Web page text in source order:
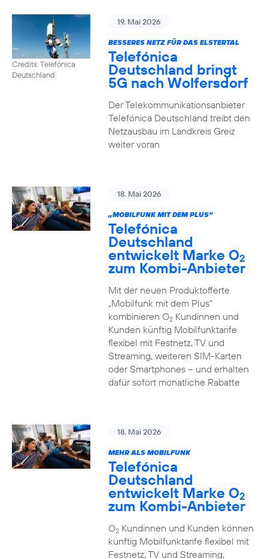
Credits: Telefónica
Deutschland
19. Mai 2026
BESSERES NETZ FÜR DAS ELSTERTAL
Telefónica
Deutschland bringt
5G nach Wolfersdorf
Der Telekommunikationsanbieter
Telefónica Deutschland treibt den
Netzausbau im Landkreis Greiz
weiter voran
18. Mai 2026
„MOBILFUNK MIT DEM PLUS”
Telefónica
Deutschland
entwickelt Marke O2
zum Kombi-Anbieter
Mit der neuen Produktofferte
„Mobilfunk mit dem Plus“
kombinieren O2Kundinnen und
Kunden künftig Mobilfunktarife
flexibel mit Festnetz, TV und
Streaming, weiteren SIM-Karten
oder Smartphones – und erhalten
dafür sofort monatliche Rabatte
18. Mai 2026
MEHR ALS MOBILFUNK
Telefónica
Deutschland
entwickelt Marke O2
zum Kombi-Anbieter
O2Kundinnen und Kunden können
künftig Mobilfunktarife flexibel mit
Festnetz, TV und Streaming,